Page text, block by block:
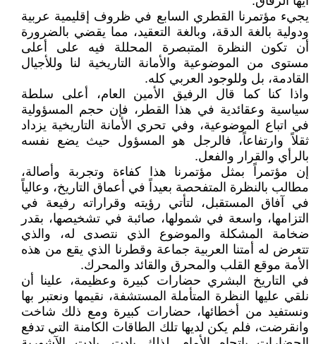
يجيء مؤتمرنا القطري السابع في ظروف إقليمية عربية
ودولية بالغة الدقة، وبالغة التعقيد، مما يقضي بالضرورة
أن تكون النظرة المتبصرة المحللة فيه على أعلى
مستوى من الموضوعية والأمانة التاريخية لنا وللأجيال
القادمة، بل وللوجود العربي كله.
واذا كنا كما قال الرفيق الأمين العام، أعلى سلطة
سياسية وعقائدية في هذا القطر، فإن حجم المسؤولية
في اتباع الموضوعية، وفي تحري الأمانة التاريخية يزداد
ثقلاً وارتفاعاً، فالرجل هو المسؤول حيث يضع نفسه
بالرأي والقرار والفعل.
إن مؤتمراً بمثل مؤتمرنا هذا كفاءة وتجربة وأصالة،
مطالب بالنظرة المتفحصة بعيداً في أعماق التاريخ، وعالياً
في آفاق المستقبل، لتأتي رؤيته وقراراته رفيعة في
التزامها، واسعة في شمولها، صائبة في تشخيصها، بقدر
ضخامة المشكلة والموضوع الذي نتصدى له، والذي
تتعرض له أمتنا العربية جماعة وقطرنا الذي يقع من هذه
الأمة موقع القلب والمحرق والقائد والمحرك.
في التاريخ البشري حضارات كبيرة وعظيمة، علينا أن
نلقي عليها النظرة المتأملة المستشفة، نقيمها ونعتبر بها
ونستفيد من أخطائها، حضارات كبيرة ومع ذلك شاخت
وانقرضت، فلم يكن لديها تلك الطاقات الكامنة التي تدفع